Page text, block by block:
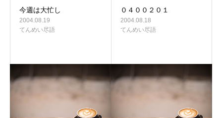
今週は大忙し
2004.08.19
てんめい尽語
０４００２０１
2004.08.18
てんめい尽語